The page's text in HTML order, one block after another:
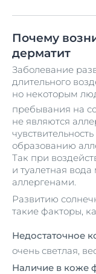
Почему
дерматит
Заболевание
длительного
но некоторым
пребывания на
не являются
образованию
Так при
и туалетная
аллергенами.
Развитию
такие факторы,
Недостаточное
очень светлая,
Наличие в коже